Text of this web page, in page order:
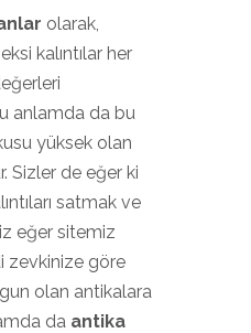
olarak,
kalıntılar her
anlamda da bu
yüksek olan
Sizler de eğer ki
satmak ve
eğer sitemiz
zevkinize göre
olan antikalara
da antika